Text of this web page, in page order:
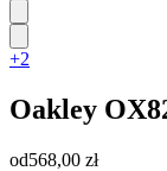
+2
Oakley
od568,00 zł